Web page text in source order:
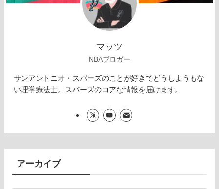
マッツ
NBAブロガー
サンアントニオ・スパーズのことが好きでどうしようもな
い理学療法士。スパーズのコアな情報を届けます。
アーカイブ